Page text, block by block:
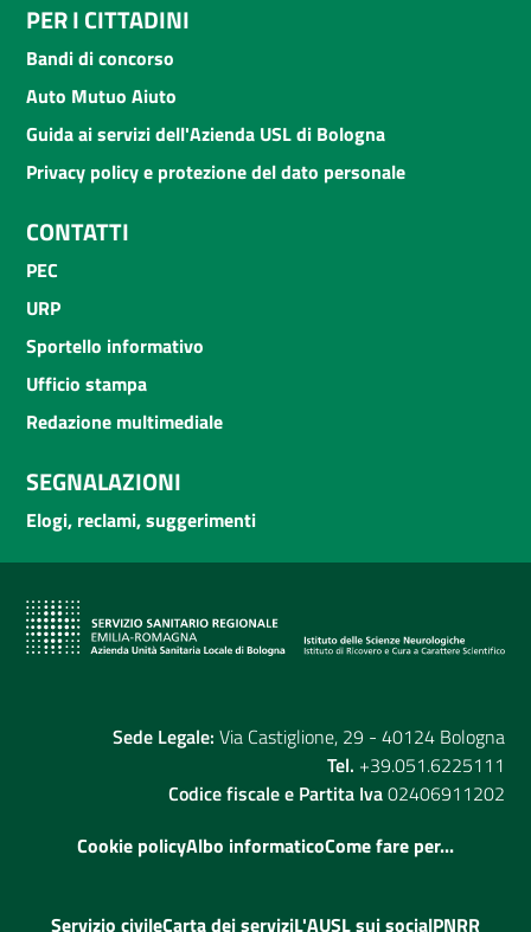
PER I CITTADINI
Bandi di concorso
Auto Mutuo Aiuto
Guida ai servizi dell'Azienda USL di Bologna
Privacy policy e protezione del dato personale
CONTATTI
PEC
URP
Sportello informativo
Ufficio stampa
Redazione multimediale
SEGNALAZIONI
Elogi, reclami, suggerimenti
Sede Legale: Via Castiglione, 29 - 40124 Bologna
Tel. +39.051.6225111
Codice fiscale e Partita Iva02406911202
Cookie policyAlbo informaticoCome fare per...
Servizio civileCarta dei serviziL'AUSL sui socialPNRR